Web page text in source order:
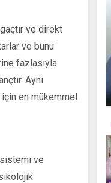
ve direkt
ve bunu
fazlasıyla
Aynı
en mükemmel
ve